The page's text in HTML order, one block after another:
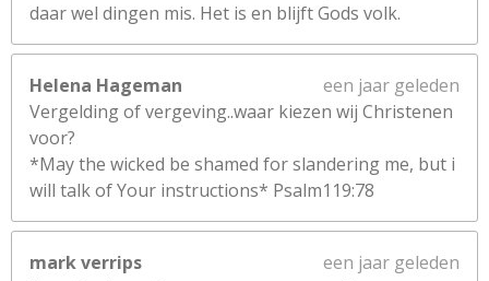
daar wel dingen mis. Het is en blijft Gods volk.
Helena Hageman
een jaar geleden
Vergelding of vergeving..waar kiezen wij Christenen
voor?
*May the wicked be shamed for slandering me, but i
will talk of Your instructions* Psalm119:78
mark verrips
een jaar geleden